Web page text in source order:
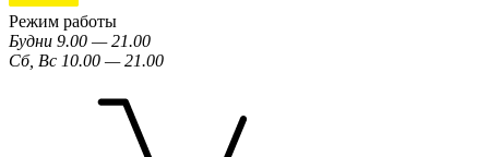
Режим работы
Будни 9.00 — 21.00
Сб, Вс 10.00 — 21.00